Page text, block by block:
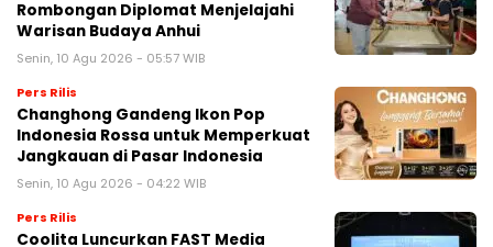
Rombongan Diplomat Menjelajahi
Warisan Budaya Anhui
Senin, 10 Agu 2026 - 05:57 WIB
Pers Rilis
Changhong Gandeng Ikon Pop
Indonesia Rossa untuk Memperkuat
Jangkauan di Pasar Indonesia
Senin, 10 Agu 2026 - 04:22 WIB
Pers Rilis
Coolita Luncurkan FAST Media